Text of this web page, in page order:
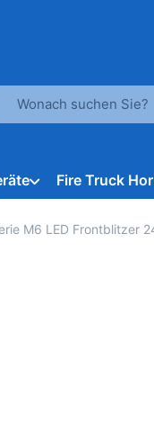
Sie einen
Fire Truck
M6 LED Frontblitzer